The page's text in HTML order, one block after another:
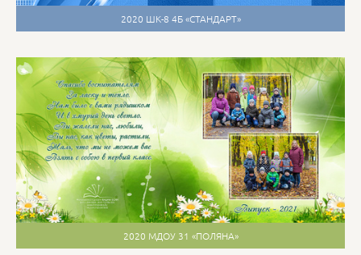
2020 ШК-8 4Б «СТАНДАРТ»
2020 МДОУ 31 «ПОЛЯНА»